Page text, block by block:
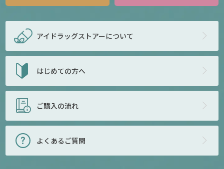
アイドラッグストアーについて
はじめての方へ
ご購入の流れ
よくあるご質問